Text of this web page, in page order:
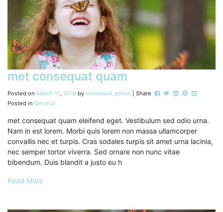
met consequat quam
Posted on March 15, 2018 by stellarbs4_admin | Share Post this to Facebook
Tweet this
Share this on
Pin this on
Share
Posted in General
met consequat quam eleifend eget. Vestibulum sed odio urna.
Nam in est lorem. Morbi quis lorem non massa ullamcorper
convallis nec et turpis. Cras sodales turpis sit amet urna lacinia,
nec semper tortor viverra. Sed ornare non nunc vitae
bibendum. Duis blandit a justo eu h
Read More